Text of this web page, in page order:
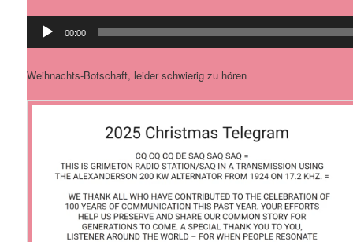
Audio-
Player
00:00
Weihnachts-Botschaft, leider schwierig zu hören